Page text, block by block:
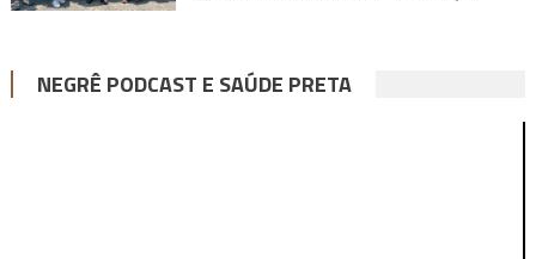
NEGRÊ PODCAST E SAÚDE PRETA